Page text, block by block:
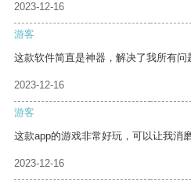
2023-12-16
游客
这款软件简直是神器，解决了我所有问
2023-12-16
游客
这款app的游戏非常好玩，可以让我消磨
2023-12-16